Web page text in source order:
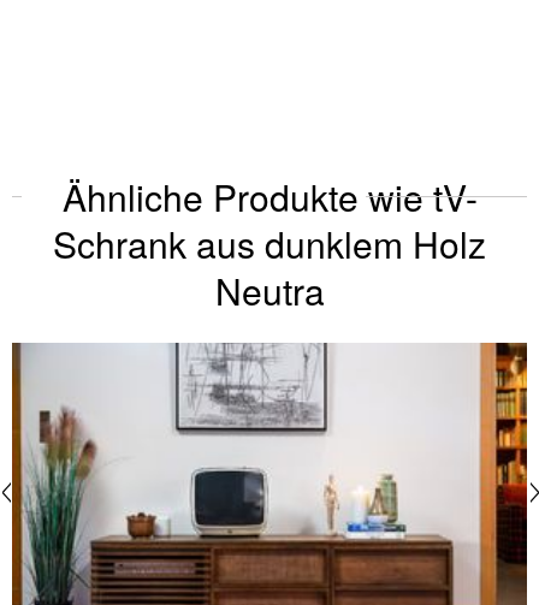
Ähnliche Produkte wie tV-
Schrank aus dunklem Holz
Neutra